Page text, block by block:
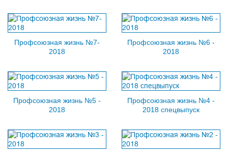
Профсоюзная жизнь №7-
2018
Профсоюзная жизнь №6 -
2018
Профсоюзная жизнь №5 -
2018
Профсоюзная жизнь №4 -
2018 спецвыпуск